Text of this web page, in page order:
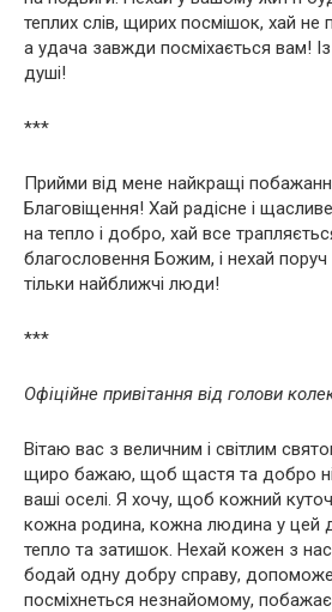
теплих слів, щирих посмішок, хай не
а удача завжди посміхається вам! Із
душі!
***
Прийми від мене найкращі
Благовіщення! Хай радісне і
на тепло і добро, хай все
благословення Божим, і нехай
тільки найближчі люди!
***
Офіційне привітання від голови
Вітаю вас з величним і світлим
щиро бажаю, щоб щастя та добро
ваші оселі. Я хочу, щоб кожний
кожна родина, кожна людина у цей
тепло та затишок. Нехай кожен з
бодай одну добру справу,
посміхнеться незнайомому,